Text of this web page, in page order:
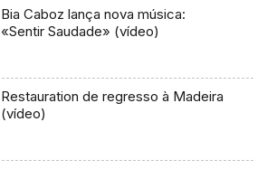
Bia Caboz lança nova música:
«Sentir Saudade» (vídeo)
Restauration de regresso à Madeira
(vídeo)